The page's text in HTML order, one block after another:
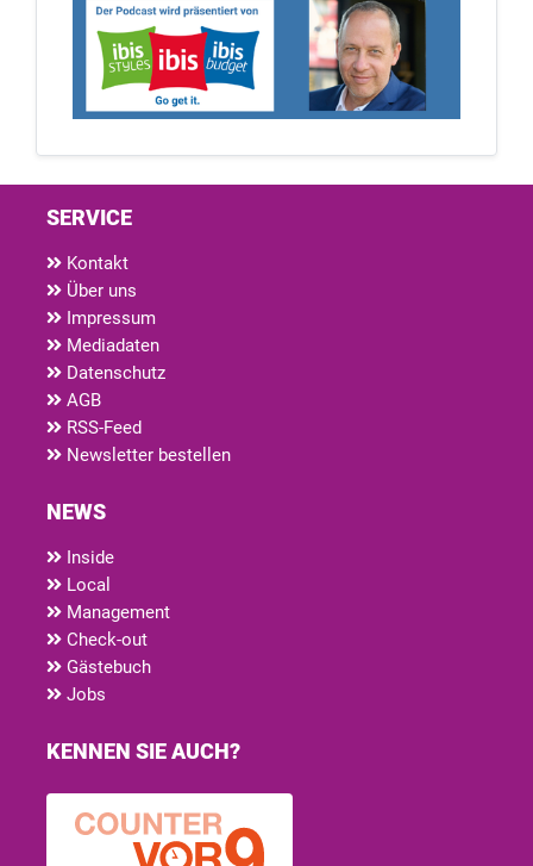
SERVICE
Kontakt
Über uns
Impressum
Mediadaten
Datenschutz
AGB
RSS-Feed
Newsletter bestellen
NEWS
Inside
Local
Management
Check-out
Gästebuch
Jobs
KENNEN SIE AUCH?